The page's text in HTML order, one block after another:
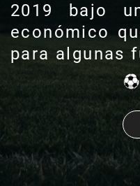
2019 bajo
económico
para algunas